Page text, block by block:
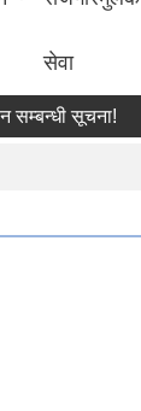
सेवा
सूचना!